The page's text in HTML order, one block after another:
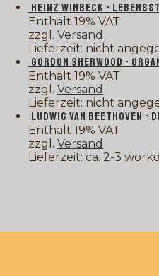
HEINZ WINBECK -
Enthält 19% VAT
zzgl. Versand
Lieferzeit: nicht
GORDON SHERWOOD -
Enthält 19% VAT
zzgl. Versand
Lieferzeit: nicht
LUDWIG VAN BEETHOVEN -
Enthält 19% VAT
zzgl. Versand
Lieferzeit: ca. 2-3